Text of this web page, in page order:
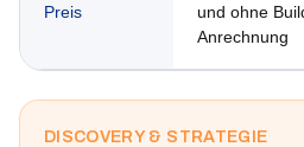
Preis
und ohne
Anrechnung
DISCOVERY & STRATEGIE